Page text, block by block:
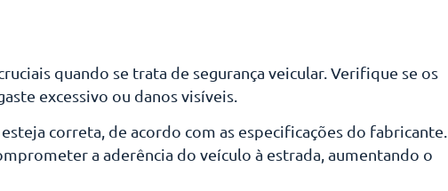
quando se trata de segurança veicular. Verifique se os
excessivo ou danos visíveis.
correta, de acordo com as especificações do fabricante.
a aderência do veículo à estrada, aumentando o